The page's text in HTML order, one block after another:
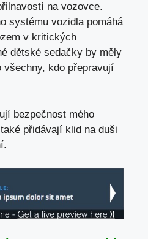
na vozovce.
systému vozidla pomáhá
v kritických
dětské sedačky by měly
kdo přepravují
bezpečnost mého
přidávají klid na duši